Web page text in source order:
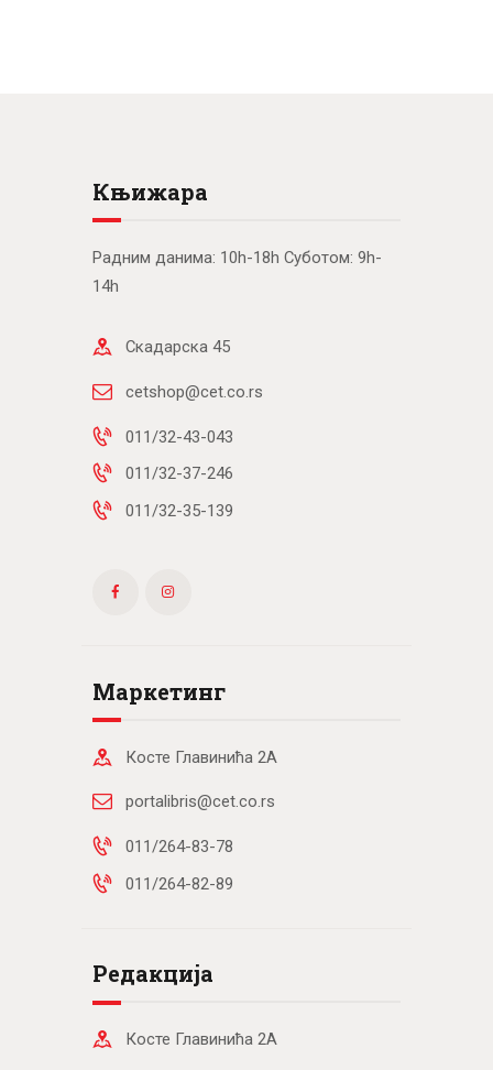
Књижара
Радним данима: 10h-18h Суботом: 9h-
14h
Скадарска 45
cetshop@cet.co.rs
011/32-43-043
011/32-37-246
011/32-35-139
Маркетинг
Косте Главинића 2А
portalibris@cet.co.rs
011/264-83-78
011/264-82-89
Редакција
Косте Главинића 2А